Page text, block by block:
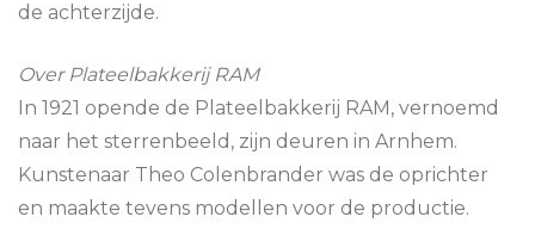
de achterzijde.
Over Plateelbakkerij RAM
In 1921 opende de Plateelbakkerij RAM, vernoemd
naar het sterrenbeeld, zijn deuren in Arnhem.
Kunstenaar Theo Colenbrander was de oprichter
en maakte tevens modellen voor de productie.